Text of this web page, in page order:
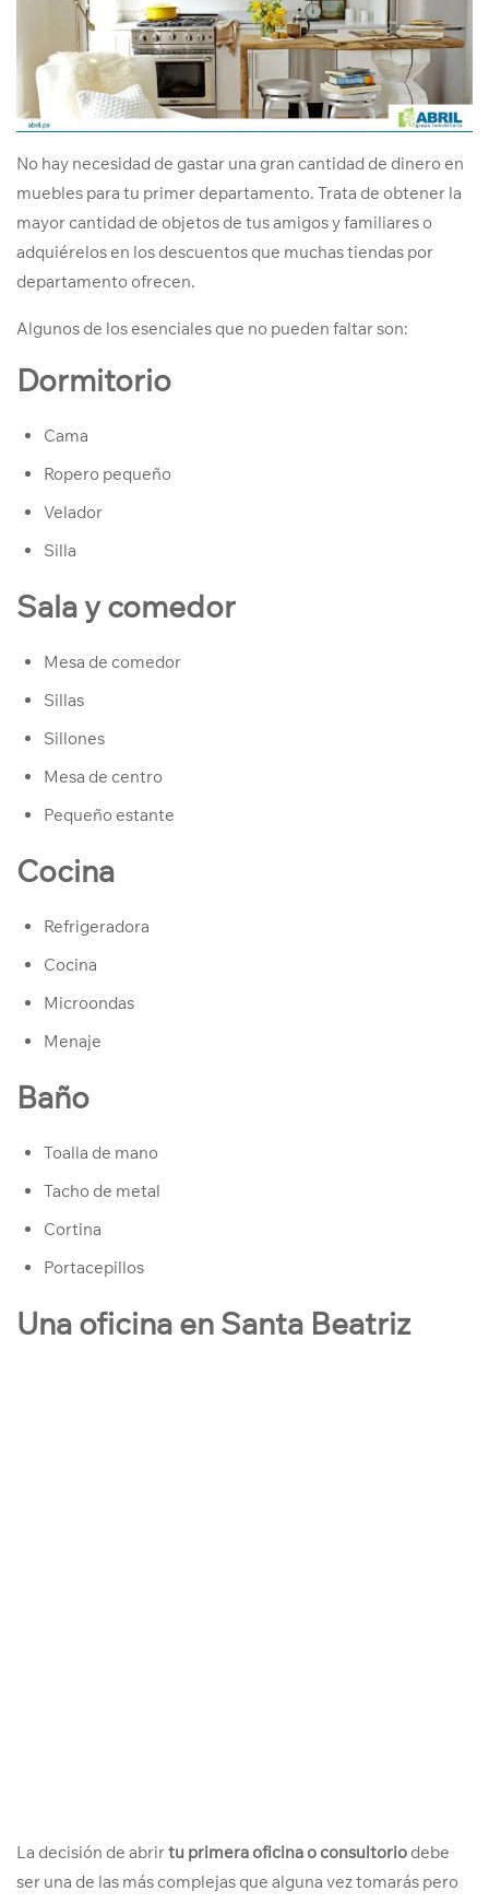
No hay necesidad de gastar una gran cantidad de dinero en
muebles para tu primer departamento. Trata de obtener la
mayor cantidad de objetos de tus amigos y familiares o
adquiérelos en los descuentos que muchas tiendas por
departamento ofrecen.
Algunos de los esenciales que no pueden faltar son:
Dormitorio
Cama
Ropero pequeño
Velador
Silla
Sala y comedor
Mesa de comedor
Sillas
Sillones
Mesa de centro
Pequeño estante
Cocina
Refrigeradora
Cocina
Microondas
Menaje
Baño
Toalla de mano
Tacho de metal
Cortina
Portacepillos
Una oficina en Santa Beatriz
La decisión de abrirtu primera oficina o consultorio debe
ser una de las más complejas que alguna vez tomarás pero